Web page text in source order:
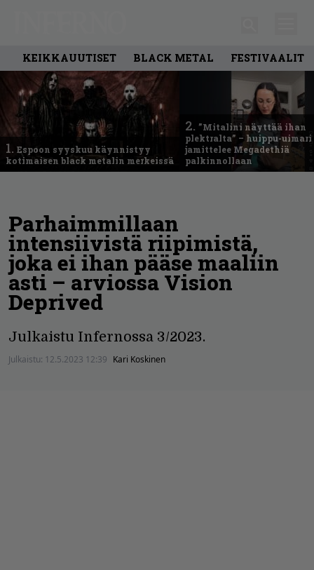
KEIKKAUUTISET BLACK METAL FESTIVAALIT
1. Espoon syyskuu käynnistyy
kotimaisen black metalin merkeissä
2. ”Mitalini näyttää ihan
plektralta” – huippu-uimari
jamittelee Megadethiä
palkinnollaan
Parhaimmillaan
intensiivistä riipimistä,
joka ei ihan pääse maaliin
asti – arviossa Vision
Deprived
Julkaistu Infernossa 3/2023.
Julkaistu: 12.5.2023 12:39 Kari Koskinen